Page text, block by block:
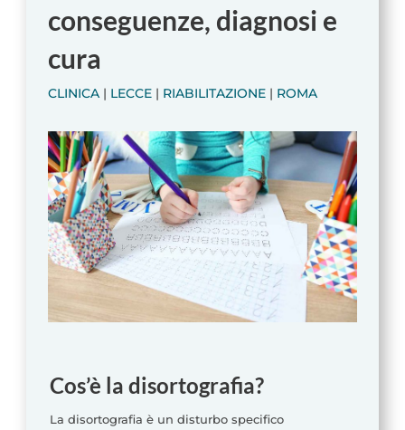
conseguenze, diagnosi e
cura
CLINICA| LECCE| RIABILITAZIONE| ROMA
Cos’è la disortografia?
La disortografia è un disturbo specifico